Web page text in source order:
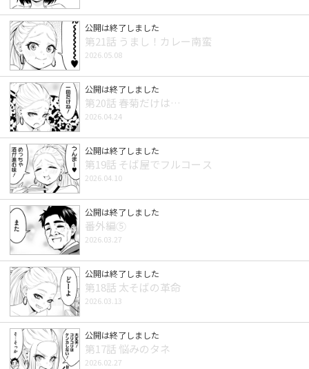
公開は終了しました
第21話 うまし！カレー南蛮
2026.05.08
公開は終了しました
第20話 春菊だけは…
2026.04.24
公開は終了しました
第19話 そば屋でフルコース
2026.04.10
公開は終了しました
番外編⑤
2026.03.27
公開は終了しました
第18話 太そばの革命
2026.03.13
公開は終了しました
第17話 悩みのタネ
2026.02.27